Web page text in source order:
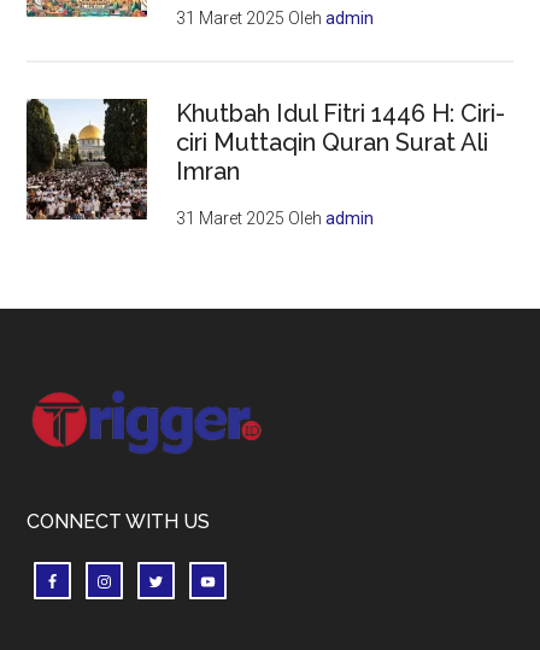
31 Maret 2025 Olehadmin
Khutbah Idul Fitri 1446 H: Ciri-
ciri Muttaqin Quran Surat Ali
Imran
31 Maret 2025 Olehadmin
Footer
CONNECT WITH US